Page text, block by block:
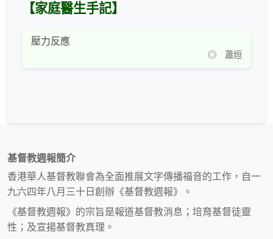
【家庭醫生手記】
壓力反應
◎ 蕭烜
基督教週報簡介
香港華人基督教聯會為全面推展文字傳播福音的工作，自一
九六四年八月三十日創辦《基督教週報》。
《基督教週報》的宗旨是報道基督教消息；培育基督徒靈
性；及宣揚基督教真理。